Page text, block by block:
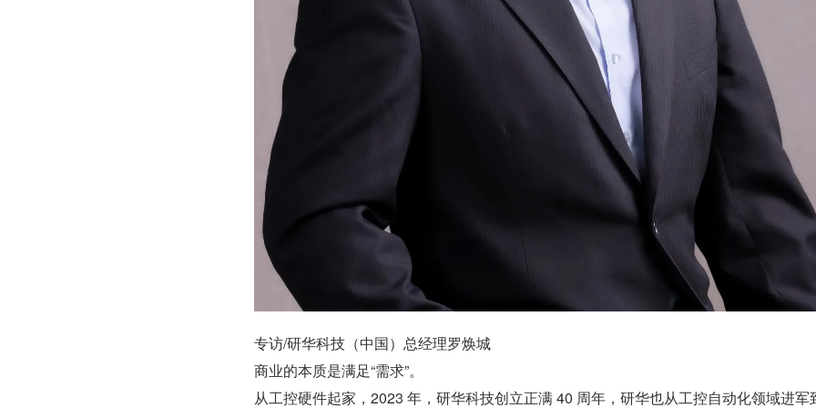
专访/研华科技（中国）总经理罗焕城
商业的本质是满足“需求”。
从工控硬件起家，2023 年，研华科技创立正满 40 周年，研华也从工控自动化领域进军